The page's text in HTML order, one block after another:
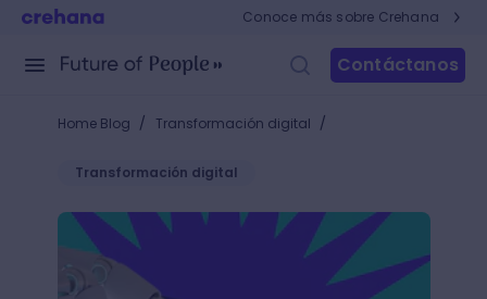
Conoce más sobre Crehana
Contáctanos
Home Blog / Transformación digital /
Transformación digital
Historia de la robótica: ¡Descubre los inventos